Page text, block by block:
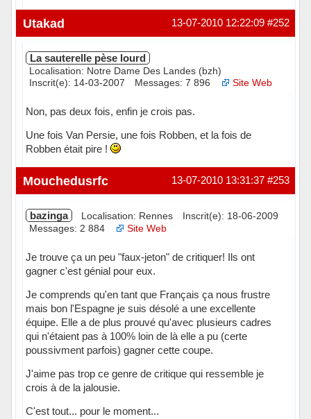
#252
13-07-2010 12:22:09
Utakad
La sauterelle pèse lourd
Localisation: Notre Dame Des Landes (bzh)
Inscrit(e): 14-03-2007
Messages: 7 896 Site Web
Non, pas deux fois, enfin je crois pas.
Une fois Van Persie, une fois Robben, et la fois de
Robben était pire !
Hors ligne #253
13-07-2010 13:31:37
Mouchedusrfc
bazinga Localisation: Rennes
Inscrit(e): 18-06-2009
Messages: 2 884
Site Web
Je trouve ça un peu "faux-jeton" de critiquer! Ils ont
gagner c'est génial pour eux.
Je comprends qu'en tant que Français ça nous frustre
mais bon l'Espagne je suis désolé a une excellente
équipe. Elle a de plus prouvé qu'avec plusieurs cadres
qui n'étaient pas à 100% loin de là elle a pu (certe
poussivment parfois) gagner cette coupe.
J'aime pas trop ce genre de critique qui ressemble je
crois à de la jalousie.
C'est tout... pour le moment...